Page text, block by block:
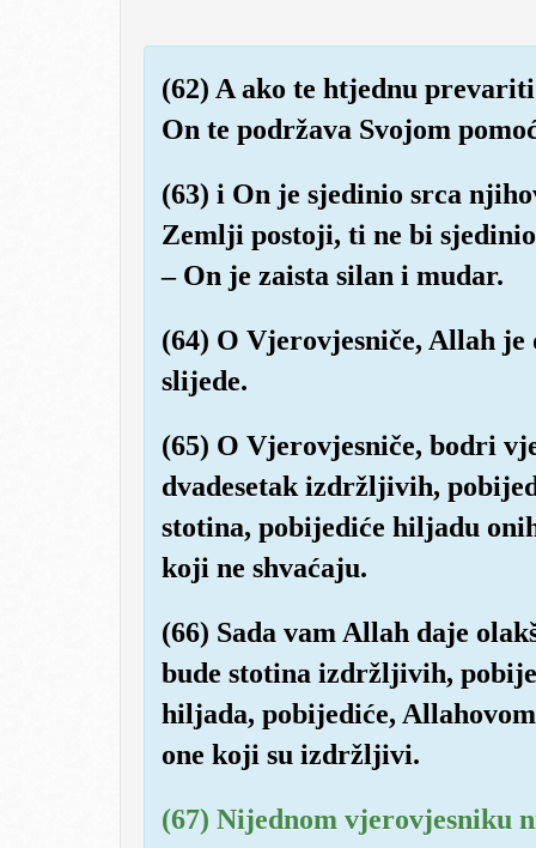
(62) A ako te htjednu
On te podržava Svojom
(63) i On je sjedinio srca
Zemlji postoji, ti ne bi
– On je zaista silan i mudar.
(64) O Vjerovjesniče, Allah
slijede.
(65) O Vjerovjesniče, bodri
dvadesetak izdržljivih,
stotina, pobijediće hiljadu
koji ne shvaćaju.
(66) Sada vam Allah daje
bude stotina izdržljivih,
hiljada, pobijediće,
one koji su izdržljivi.
(67) Nijednom vjerovjesniku